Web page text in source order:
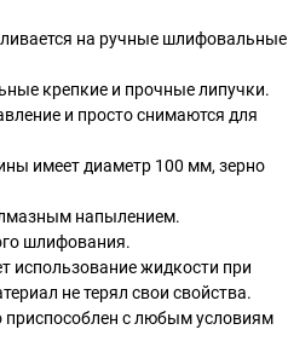
на ручные шлифовальные
крепкие и прочные липучки.
и просто снимаются для
имеет диаметр 100 мм, зерно
напылением.
шлифования.
использование жидкости при
не терял свои свойства.
с любым условиям